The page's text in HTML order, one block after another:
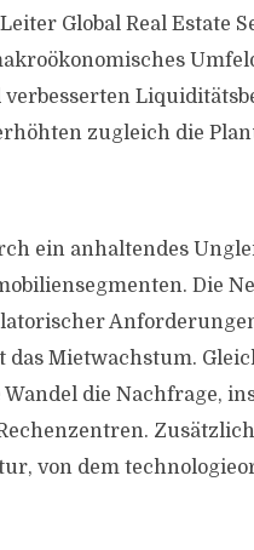
Global Real Estate
zugleich die
ein anhaltendes
Die
Mietwachstum.
die Nachfrage,
von dem